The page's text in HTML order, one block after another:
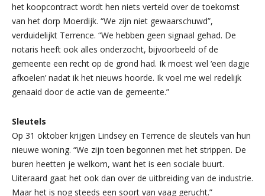
het koopcontract wordt hen niets verteld over de toekomst
van het dorp Moerdijk. “We zijn niet gewaarschuwd”,
verduidelijkt Terrence. “We hebben geen signaal gehad. De
notaris heeft ook alles onderzocht, bijvoorbeeld of de
gemeente een recht op de grond had. Ik moest wel ‘een dagje
afkoelen’ nadat ik het nieuws hoorde. Ik voel me wel redelijk
genaaid door de actie van de gemeente.”
Sleutels
Op 31 oktober krijgen Lindsey en Terrence de sleutels van hun
nieuwe woning. “We zijn toen begonnen met het strippen. De
buren heetten je welkom, want het is een sociale buurt.
Uiteraard gaat het ook dan over de uitbreiding van de industrie.
Maar het is nog steeds een soort van vaag gerucht.”